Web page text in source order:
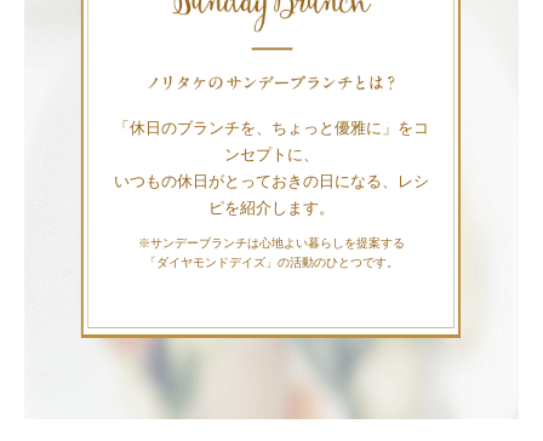
「休日のブランチを、ちょっと優雅に」をコ
ンセプトに、
いつもの休日がとっておきの日になる、レシ
ピを紹介します。
※サンデーブランチは心地よい暮らしを提案する
「ダイヤモンドデイズ」の活動のひとつです。